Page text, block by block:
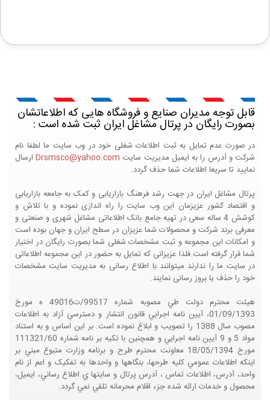
قابل توجه مدیران صنایع و فروشگاه هایی که اطلاعاتشان
بصورت رایگان در پرتال مشاغل ایران ثبت شده است :
در صورت عدم تمایل به ثبت اطلاعات شغلی خود در وب سایت ما لطفا نام
شرکت و آدرس را به ایمیل مدیریت سایت Drsmsco@yahoo.comارسال
نمایید تا سریعا اطلاعات شما حذف گردد.
پرتال مشاغل ایران در جهت رشد فرهنگ بازاریابی و کمک به جامعه بازاریابی
و اقتصاد کشور عزیزمان این وب سایت را راه اندازی نموده و با تلاش و
کوشش 4 ساله سعی در تهیه جامع بانک اطلاعاتی مشاغل شهری و صنعتی و
معرفی برند شرکت و محصولات شما عزیزان در سطح ایران و جهان بوده است
و امکانات این مجموعه و ثبت مشخصات شغلی شما بصورت رایگان در اختیار
شما قرار گرفته است.فلذا عزیزانی که تمایل به حضور در این مجموعه اطلاعاتی
در سایت ما را ندارند میتوانند با اطلاع رسانی به مدیریت سایت مشخصات
خود را حذف یا بروز رسانی نمایند.
هيئت محترم دولت طي مصوبه شماره 99517/ت49016 ه مورخ
01/09/1393، آيين نامه اجرايي قانون انتشار و دسترسي آزاد به اطلاعات
مصوب سال 1388 را تصويب و ابلاغ نموده است. بر اين اساس و به استناد
مواد 5 و 9 آيين نامه اجرايي و همچنين با تکيه بر نامه شماره 111321/60
مورخ 18/05/1394 معاونت محترم طرح و برنامه وزارت متبوع مبني بر
اينکه اطلاعات عمومي کليه طرحها، بنگاهها و واحدها به تفکيک و اعم از نام
واحد، آدرس، اطلاعات تماس ، آدرس پرتال و سايتها ي اطلاع رساني، ايميل،
محصول و خدمات ارائه شده جزء اقلام محرمانه تلقي نمي گردد.